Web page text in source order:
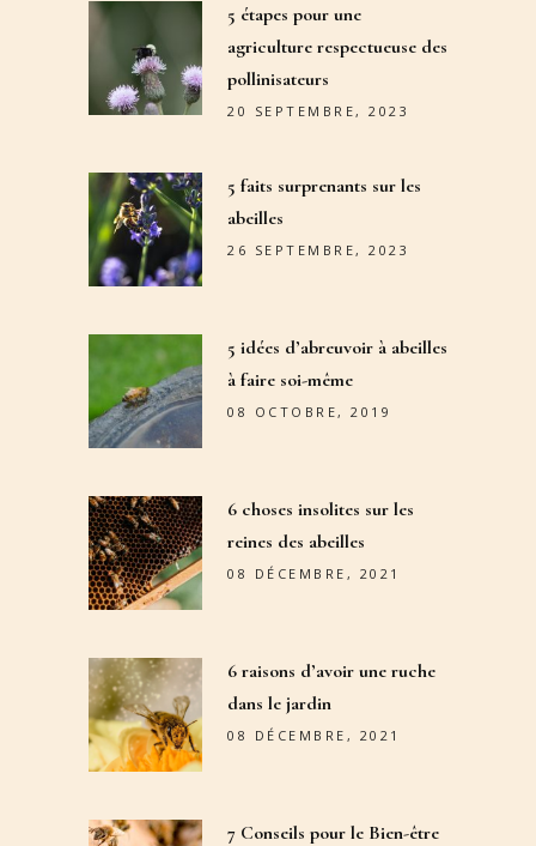
5 étapes pour une
agriculture respectueuse des
pollinisateurs
20 SEPTEMBRE, 2023
5 faits surprenants sur les
abeilles
26 SEPTEMBRE, 2023
5 idées d’abreuvoir à abeilles
à faire soi-même
08 OCTOBRE, 2019
6 choses insolites sur les
reines des abeilles
08 DÉCEMBRE, 2021
6 raisons d’avoir une ruche
dans le jardin
08 DÉCEMBRE, 2021
7 Conseils pour le Bien-être